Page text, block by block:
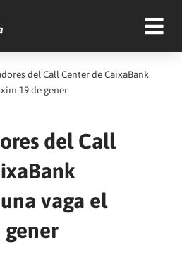
del Call Center de CaixaBank
19 de gener
del Call
vaga el
gener